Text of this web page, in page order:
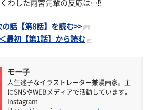
わした雨宮先輩の反応は…⁉
の話【第8話】を読む>>
最初【第1話】から読む
モー子
人生迷子なイラストレーター兼漫画家。主
にSNSやWEBメディアで活動しています。
Instagram